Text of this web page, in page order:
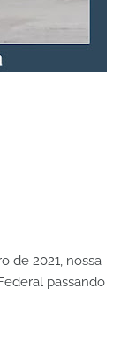
de 2021, nossa
passando